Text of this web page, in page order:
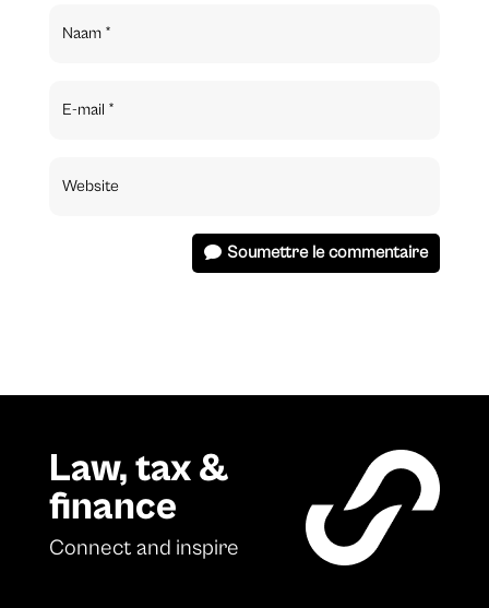
Soumettre le commentaire
Law, tax &
finance
Connect and inspire